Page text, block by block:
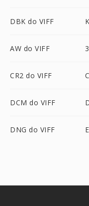
DBK do VIFF
AW do VIFF
CR2 do VIFF
DCM do VIFF
DNG do VIFF